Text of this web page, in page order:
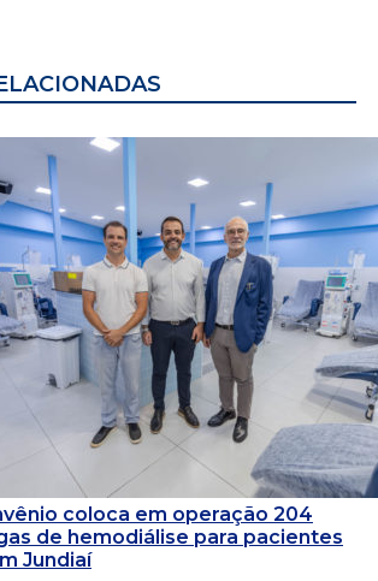
coloca em operação 204
de hemodiálise para pacientes
Jundiaí